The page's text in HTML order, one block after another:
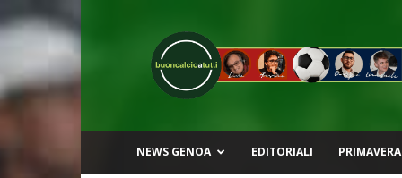
Buon
Calcio
a
Tutti
NEWS GENOA EDITORIALI PRIMAVERA